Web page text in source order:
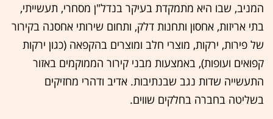
המניב, שבו היא מתמקדת בעיקר בנדל"ן מסחרי, תעשייתי,
בתי אריזות, אחסון ותחנות דלק, ותחום שירותי אחסנה בקירור
של פירות, ירקות, מוצרי חלב ומוצרים בהקפאה (כגון ירקות
קפואים ועופות), באמצעות מבני קירור הממוקמים באזור
התעשייה שדות נגב שבנתיבות. אדיב ודהרי מחזיקים
בשליטה בחברה בחלקים שווים.